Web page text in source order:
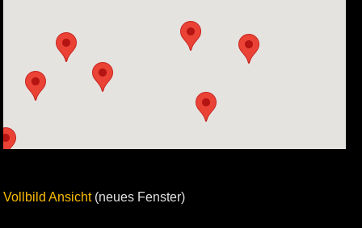
Vollbild Ansicht(neues Fenster)